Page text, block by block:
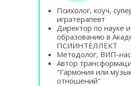
Психолог, коуч,
игратерапевт
Директор по науке и
образованию в
ПСИИНТЕЛЛЕКТ
Методолог, ВИП-
Автор
"Гармония или
отношений"